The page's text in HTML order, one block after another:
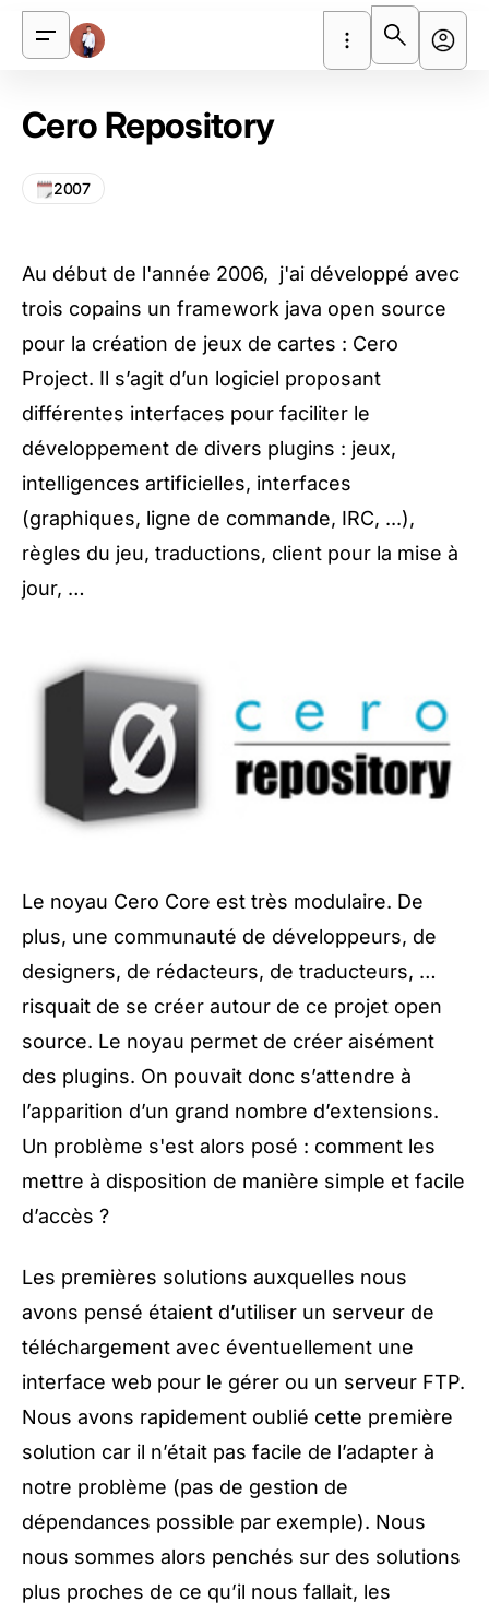
Cero Repository
2007
Au début de l'année 2006, j'ai développé avec
trois copains un framework java open source
pour la création de jeux de cartes : Cero
Project. Il s’agit d’un logiciel proposant
différentes interfaces pour faciliter le
développement de divers plugins : jeux,
intelligences artificielles, interfaces
(graphiques, ligne de commande, IRC, ...),
règles du jeu, traductions, client pour la mise à
jour, …
Le noyau Cero Core est très modulaire. De
plus, une communauté de développeurs, de
designers, de rédacteurs, de traducteurs, …
risquait de se créer autour de ce projet open
source. Le noyau permet de créer aisément
des plugins. On pouvait donc s’attendre à
l’apparition d’un grand nombre d’extensions.
Un problème s'est alors posé : comment les
mettre à disposition de manière simple et facile
d’accès ?
Les premières solutions auxquelles nous
avons pensé étaient d’utiliser un serveur de
téléchargement avec éventuellement une
interface web pour le gérer ou un serveur FTP.
Nous avons rapidement oublié cette première
solution car il n’était pas facile de l’adapter à
notre problème (pas de gestion de
dépendances possible par exemple). Nous
nous sommes alors penchés sur des solutions
plus proches de ce qu’il nous fallait, les